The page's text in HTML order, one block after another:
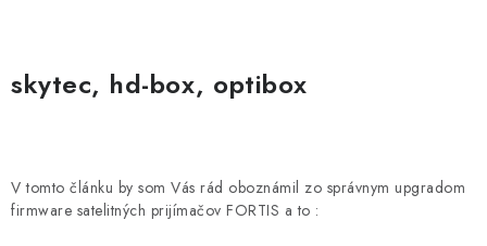
skytec, hd-box, optibox
V tomto článku by som Vás rád oboznámil zo správnym upgradom
firmware satelitných prijímačov FORTIS a to :